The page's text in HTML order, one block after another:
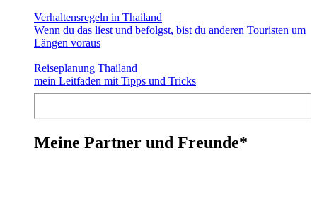
Verhaltensregeln in Thailand
Wenn du das liest und befolgst, bist du anderen Touristen um
Längen voraus
Reiseplanung Thailand
mein Leitfaden mit Tipps und Tricks
Meine Partner und Freunde*